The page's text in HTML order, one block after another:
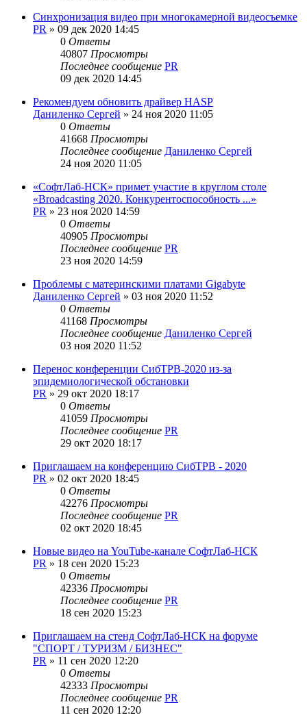
Синхронизация видео при многокамерной видеосъемке
PR » 09 дек 2020 14:45
0 Ответы
40807 Просмотры
Последнее сообщение PR
09 дек 2020 14:45
Рекомендуем обновить драйвер HASP
Даниленко Сергей » 24 ноя 2020 11:05
0 Ответы
41668 Просмотры
Последнее сообщение Даниленко Сергей
24 ноя 2020 11:05
«СофтЛаб-НСК» примет участие в круглом столе
«Broadcasting 2020. Конкурентоспособность ...»
PR » 23 ноя 2020 14:59
0 Ответы
40905 Просмотры
Последнее сообщение PR
23 ноя 2020 14:59
Проблемы с материнскими платами Gigabyte
Даниленко Сергей » 03 ноя 2020 11:52
0 Ответы
41168 Просмотры
Последнее сообщение Даниленко Сергей
03 ноя 2020 11:52
Перенос конференции СибТРВ-2020 из-за
эпидемиологической обстановки
PR » 29 окт 2020 18:17
0 Ответы
41059 Просмотры
Последнее сообщение PR
29 окт 2020 18:17
Приглашаем на конференцию СибТРВ - 2020
PR » 02 окт 2020 18:45
0 Ответы
42276 Просмотры
Последнее сообщение PR
02 окт 2020 18:45
Новые видео на YouTube-канале СофтЛаб-НСК
PR » 18 сен 2020 15:23
0 Ответы
42336 Просмотры
Последнее сообщение PR
18 сен 2020 15:23
Приглашаем на стенд СофтЛаб-НСК на форуме
"СПОРТ / ТУРИЗМ / БИЗНЕС"
PR » 11 сен 2020 12:20
0 Ответы
42333 Просмотры
Последнее сообщение PR
11 сен 2020 12:20